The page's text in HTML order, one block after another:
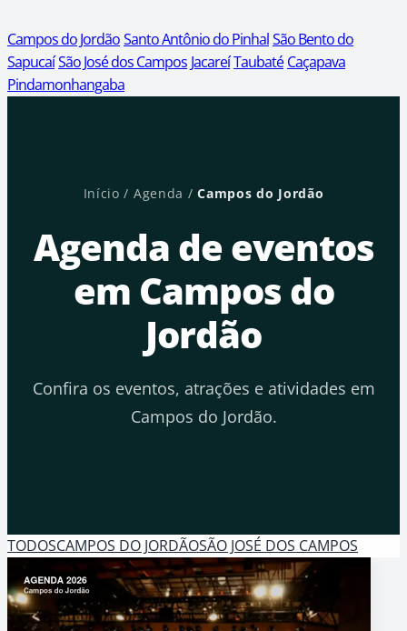
Campos do JordãoSanto Antônio do PinhalSão Bento do
SapucaíSão José dos Campos JacareíTaubaté Caçapava
Pindamonhangaba
Início / Agenda /Campos do Jordão
Agenda de eventos
em Campos do
Jordão
Confira os eventos, atrações e atividades em
Campos do Jordão.
TODOSCAMPOS DO JORDÃOSÃO JOSÉ DOS CAMPOS